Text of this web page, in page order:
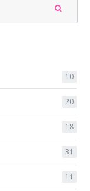
10
20
18
31
11